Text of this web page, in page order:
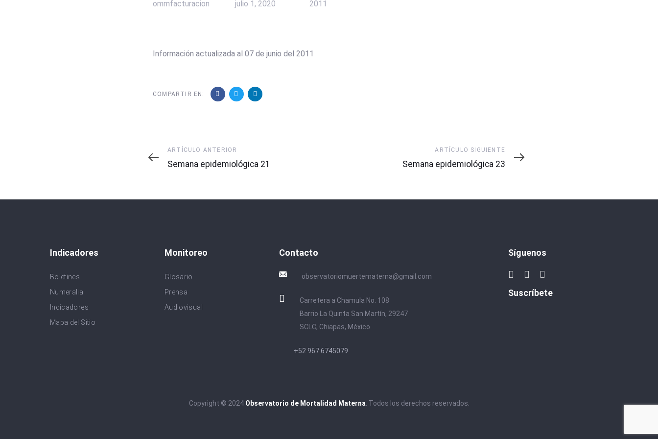
ommfacturacion julio 1, 2020 2011
Información actualizada al 07 de junio del 2011
COMPARTIR EN:
Artículo
Anterior
ARTÍCULO ANTERIOR
Semana epidemiológica 21
Siguiente
ARTÍCULO SIGUIENTE
Semana epidemiológica 23
Indicadores
Boletines
Numeralia
Indicadores
Mapa del Sitio
Monitoreo
Glosario
Prensa
Audiovisual
Contacto
observatoriomuertematerna@gmail.com
Carretera a Chamula No. 108
Barrio La Quinta San Martín, 29247
SCLC, Chiapas, México
+52 967 6745079
Síguenos
Suscríbete
Copyright © 2024 Observatorio de Mortalidad Materna . Todos los derechos reservados.